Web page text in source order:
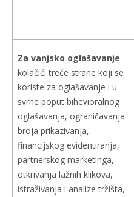
Za vanjsko oglašavanje –
kolačići treće strane koji se
koriste za oglašavanje i u
svrhe poput bihevioralnog
oglašavanja, ograničavanja
broja prikazivanja,
financijskog evidentiranja,
partnerskog marketinga,
otkrivanja lažnih klikova,
istraživanja i analize tržišta,